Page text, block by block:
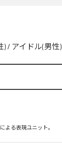
) / アイドル(男性)
よる表現ユニット。